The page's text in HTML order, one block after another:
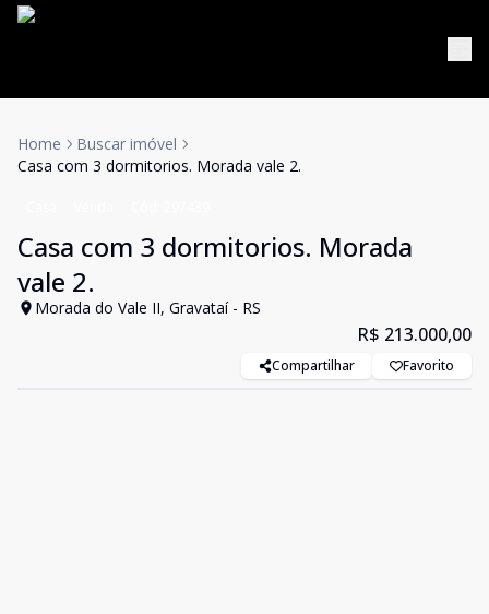
Home
Buscar imóvel
Casa com 3 dormitorios. Morada vale 2.
Casa com 3 dormitorios. Morada
vale 2.
Morada do Vale II, Gravataí - RS
R$ 213.000,00
Compartilhar Favorito